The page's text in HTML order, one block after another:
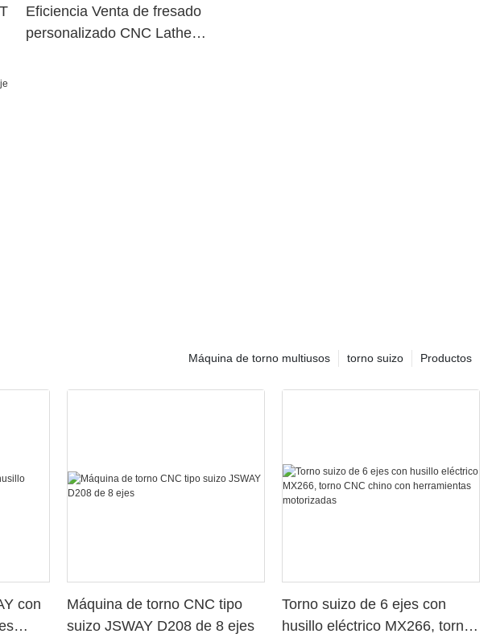
Eficiencia Venta de fresado
personalizado CNC Lathe
Productos
torno suizo
Máquina de torno multiusos
con
Máquina de torno CNC tipo
suizo JSWAY D208 de 8 ejes
Torno suizo de 6 ejes con
husillo eléctrico MX266, torno